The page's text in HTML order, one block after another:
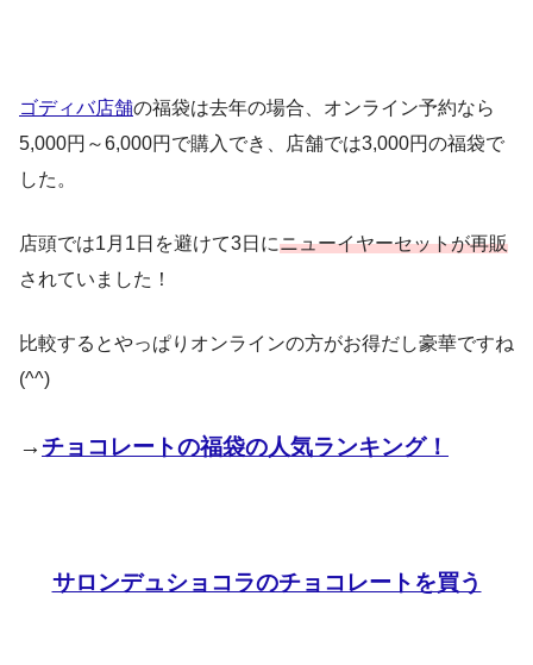
ゴディバ店舗の福袋は去年の場合、オンライン予約なら
5,000円～6,000円で購入でき、店舗では3,000円の福袋で
した。
店頭では1月1日を避けて3日にニューイヤーセットが再販
されていました！
比較するとやっぱりオンラインの方がお得だし豪華ですね
(^^)
→ チョコレートの福袋の人気ランキング！
サロンデュショコラのチョコレートを買う